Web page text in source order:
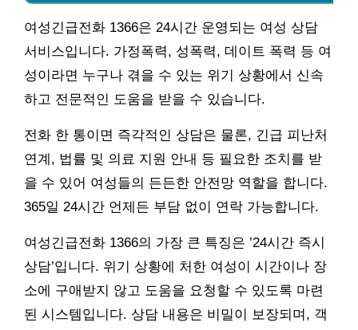
여성긴급전화 1366은 24시간 운영되는 여성 상담
서비스입니다. 가정폭력, 성폭력, 데이트 폭력 등 여
성이라면 누구나 겪을 수 있는 위기 상황에서 신속
하고 전문적인 도움을 받을 수 있습니다.
전화 한 통이면 즉각적인 상담은 물론, 긴급 피난처
연계, 법률 및 의료 지원 안내 등 필요한 조치를 받
을 수 있어 여성들의 든든한 안전망 역할을 합니다.
365일 24시간 언제든 부담 없이 연락 가능합니다.
여성긴급전화 1366의 가장 큰 특징은 ’24시간 즉시
상담’입니다. 위기 상황에 처한 여성이 시간이나 장
소에 구애받지 않고 도움을 요청할 수 있도록 마련
된 시스템입니다. 상담 내용은 비밀이 보장되며, 객